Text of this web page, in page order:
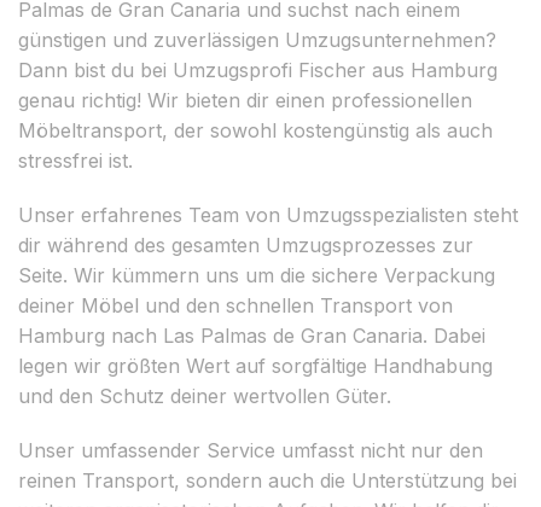
Palmas de Gran Canaria und suchst nach einem
günstigen und zuverlässigen Umzugsunternehmen?
Dann bist du bei Umzugsprofi Fischer aus Hamburg
genau richtig! Wir bieten dir einen professionellen
Möbeltransport, der sowohl kostengünstig als auch
stressfrei ist.
Unser erfahrenes Team von Umzugsspezialisten steht
dir während des gesamten Umzugsprozesses zur
Seite. Wir kümmern uns um die sichere Verpackung
deiner Möbel und den schnellen Transport von
Hamburg nach Las Palmas de Gran Canaria. Dabei
legen wir größten Wert auf sorgfältige Handhabung
und den Schutz deiner wertvollen Güter.
Unser umfassender Service umfasst nicht nur den
reinen Transport, sondern auch die Unterstützung bei